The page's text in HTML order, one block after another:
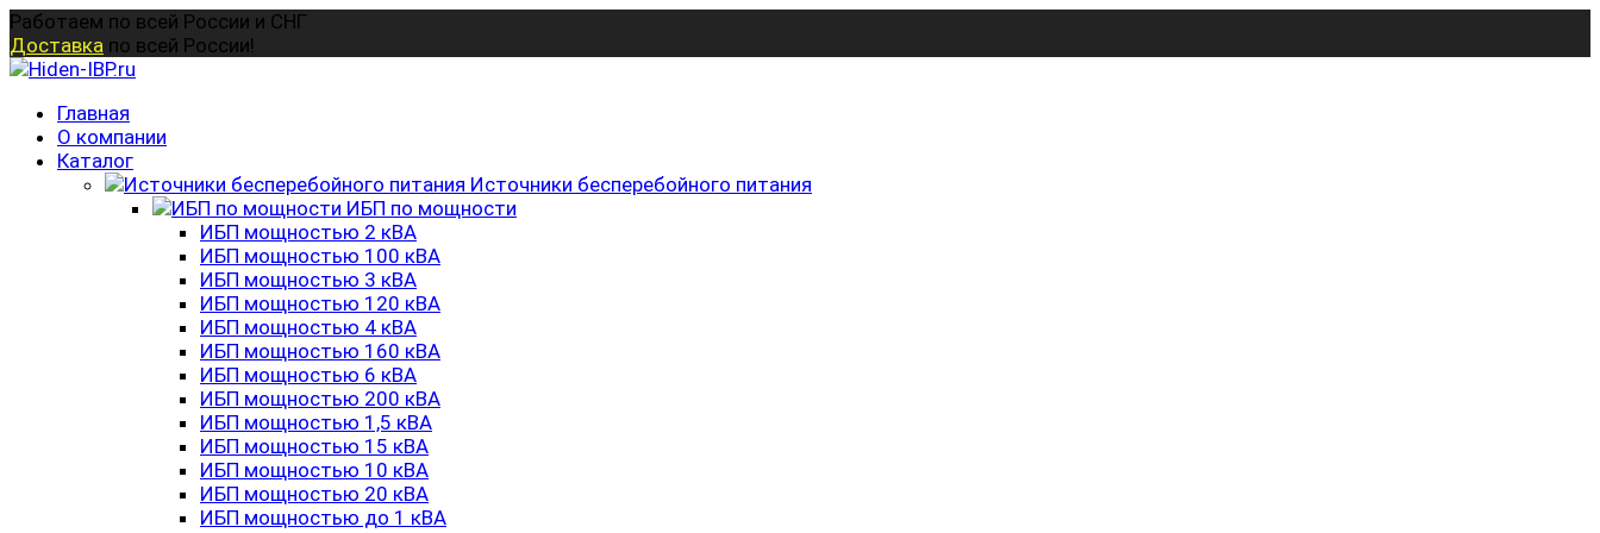
Перейти
к
содержанию
Работаем по всей России и СНГ
Доставка по всей России!
Главная
О компании
Каталог
Источники бесперебойного питания
ИБП по мощности
ИБП мощностью 2 кВА
ИБП мощностью 100 кВА
ИБП мощностью 3 кВА
ИБП мощностью 120 кВА
ИБП мощностью 4 кВА
ИБП мощностью 160 кВА
ИБП мощностью 6 кВА
ИБП мощностью 200 кВА
ИБП мощностью 1,5 кВА
ИБП мощностью 15 кВА
ИБП мощностью 10 кВА
ИБП мощностью 20 кВА
ИБП мощностью до 1 кВА